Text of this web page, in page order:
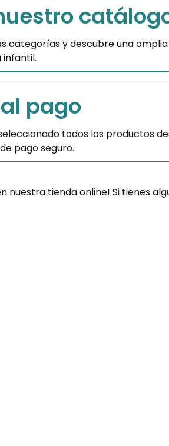
categorías y descubre una
pago
todos los productos
pago seguro.
nuestra tienda online! Si tienes